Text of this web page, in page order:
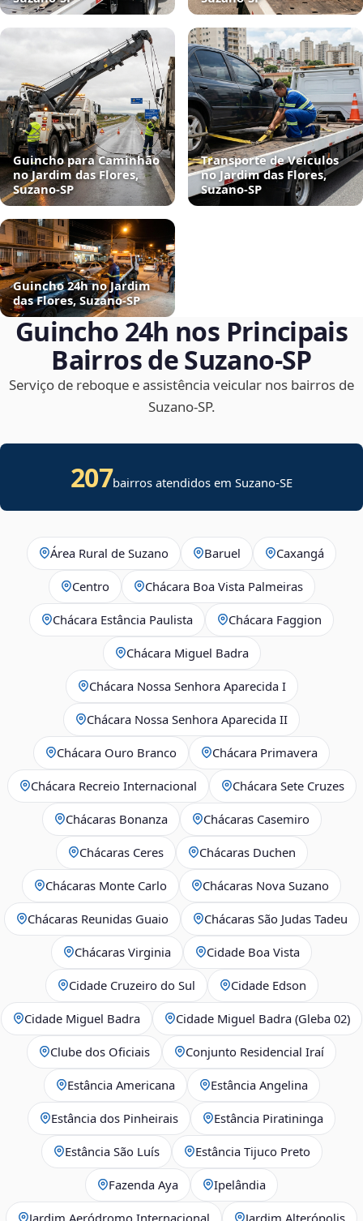
Guincho para Caminhão
no Jardim das Flores,
Suzano‑SP
Transporte de Veículos
no Jardim das Flores,
Suzano‑SP
Guincho 24h no Jardim
das Flores, Suzano‑SP
Guincho 24h nos Principais
Bairros de Suzano‑SP
Serviço de reboque e assistência veicular nos bairros de
Suzano‑SP.
207bairros atendidos emSuzano-SE
Área Rural de Suzano Baruel Caxangá
Centro Chácara Boa Vista Palmeiras
Chácara Estância Paulista Chácara Faggion
Chácara Miguel Badra
Chácara Nossa Senhora Aparecida I
Chácara Nossa Senhora Aparecida II
Chácara Ouro Branco Chácara Primavera
Chácara Recreio Internacional Chácara Sete Cruzes
Chácaras Bonanza Chácaras Casemiro
Chácaras Ceres Chácaras Duchen
Chácaras Monte Carlo Chácaras Nova Suzano
Chácaras Reunidas Guaio Chácaras São Judas Tadeu
Chácaras Virginia Cidade Boa Vista
Cidade Cruzeiro do Sul Cidade Edson
Cidade Miguel Badra Cidade Miguel Badra (Gleba 02)
Clube dos Oficiais Conjunto Residencial Iraí
Estância Americana Estância Angelina
Estância dos Pinheirais Estância Piratininga
Estância São Luís Estância Tijuco Preto
Fazenda Aya Ipelândia
Jardim Aeródromo Internacional Jardim Alterópolis